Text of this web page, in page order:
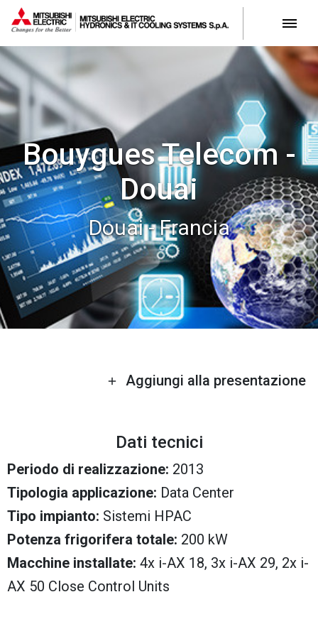
Bouygues Telecom -
Douai
Douai - Francia
Aggiungi alla presentazione
Dati tecnici
Periodo di realizzazione: 2013
Tipologia applicazione: Data Center
Tipo impianto: Sistemi HPAC
Potenza frigorifera totale: 200 kW
Macchine installate: 4x i-AX 18, 3x i-AX 29, 2x i-
AX 50 Close Control Units